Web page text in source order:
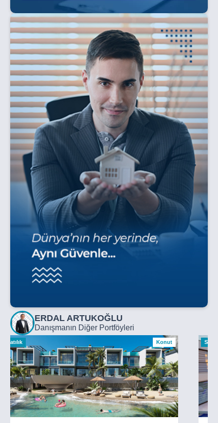
ERDAL ARTUKOĞLU
Danışmanın Diğer Portföyleri
Satılık Konut